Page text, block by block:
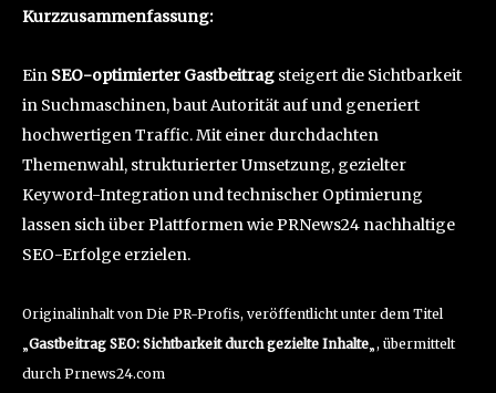
Kurzzusammenfassung:
Ein SEO-optimierter Gastbeitrag steigert die Sichtbarkeit
in Suchmaschinen, baut Autorität auf und generiert
hochwertigen Traffic. Mit einer durchdachten
Themenwahl, strukturierter Umsetzung, gezielter
Keyword-Integration und technischer Optimierung
lassen sich über Plattformen wie PRNews24 nachhaltige
SEO-Erfolge erzielen.
Originalinhalt von Die PR-Profis, veröffentlicht unter dem Titel
„Gastbeitrag SEO: Sichtbarkeit durch gezielte Inhalte„, übermittelt
durch Prnews24.com